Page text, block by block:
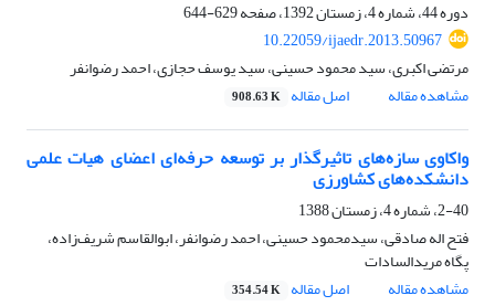
دوره 44، شماره 4، زمستان 1392، صفحه
629-644
10.22059/ijaedr.2013.50967
مرتضی اکبری، سید محمود حسینی، سید یوسف حجازی، احمد رضوانفر
مشاهده مقاله
اصل مقاله 908.63 K
واکاوی سازه‌های تاثیرگذار بر توسعه حرفه‌ای اعضای هیات علمی
دانشکده‌های کشاورزی
2-40، شماره 4، زمستان 1388
فتح اله صادقی، سیدمحمود حسینی، احمد رضوانفر، ابوالقاسم شریف‌زاده،
پگاه مریدالسادات
مشاهده مقاله
اصل مقاله 354.54 K